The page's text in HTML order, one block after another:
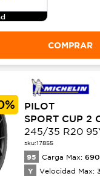
COMPRAR
PILOT
SPORT CUP 2
245/35 R20
sku:17855
95 Carga Max: 690
Y Velocidad Max: